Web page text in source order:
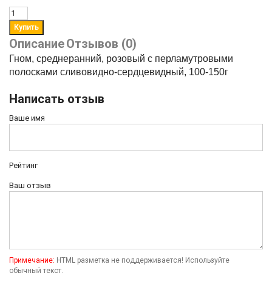
ОписаниеОтзывов (0)
Гном, среднеранний, розовый с перламутровыми
полосками сливовидно-сердцевидный, 100-150г
Написать отзыв
Ваше имя
Рейтинг
Ваш отзыв
Примечание: HTML разметка не поддерживается! Используйте
обычный текст.